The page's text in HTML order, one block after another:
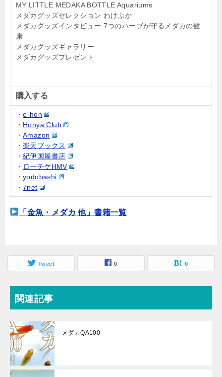
MY LITTLE MEDAKA BOTTLE Aquariums
メダカグッズセレクション わけぷか
メダカグッズインタビュー 7つのハーブが守るメダカの健
康
メダカグッズギャラリー
メダカグッズプレゼント
購入する
・ e-hon
・ Honya Club
・ Amazon
・ 楽天ブックス
・ 紀伊国屋書店
・ ローチケHMV
・ yodobashi
・ 7net
「金魚・メダカ 他」書籍一覧
Tweet 0 0
関連記事
メダカQA100